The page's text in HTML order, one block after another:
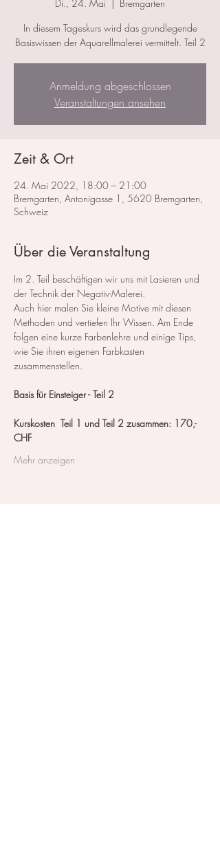
Di., 24. Mai
  |
Bremgarten
In diesem Tageskurs wird das grundlegende
Basiswissen der Aquarellmalerei vermittelt. Teil 2
Anmeldung abgeschlossen
Veranstaltungen ansehen
Zeit & Ort
24. Mai 2022, 18:00 – 21:00
Bremgarten, Antonigasse 1, 5620 Bremgarten,
Schweiz
Über die Veranstaltung
Im 2. Teil beschäftigen wir uns mit Lasieren und
der Technik der Negativ-Malerei.
Auch hier malen Sie kleine Motive mit diesen
Methoden und vertiefen Ihr Wissen. Am Ende
folgen eine kurze Farbenlehre und einige Tips,
wie Sie ihren eigenen Farbkasten
zusammenstellen.
Basis für Einsteiger - Teil 2
Kurskosten  Teil 1 und Teil 2 zusammen: 170,-
CHF
Mehr anzeigen